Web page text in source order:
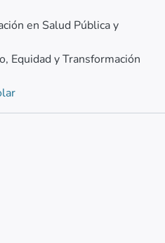
en Salud Pública y
Equidad y Transformación